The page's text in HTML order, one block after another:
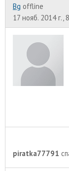
Bg offline
17 нояб. 2014 г.,
piratka77791